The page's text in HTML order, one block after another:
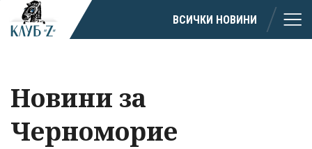
ВСИЧКИ НОВИНИ
Новини за
Черноморие